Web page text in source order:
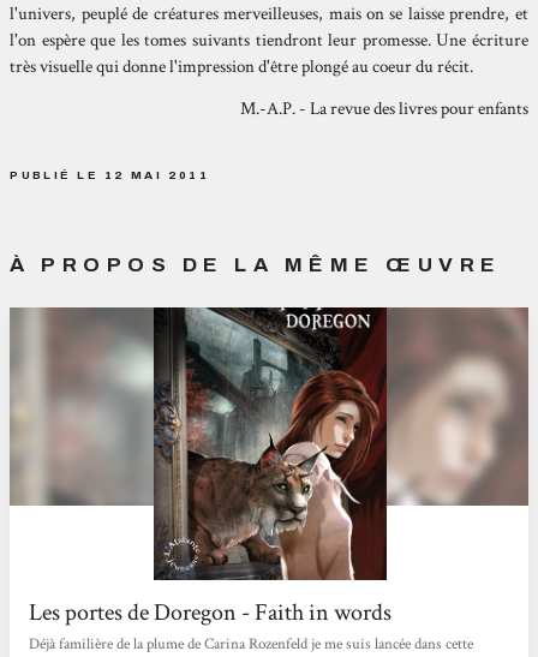
l'univers, peuplé de créatures merveilleuses, mais on se laisse prendre, et
l'on espère que les tomes suivants tiendront leur promesse. Une écriture
très visuelle qui donne l'impression d'être plongé au coeur du récit.
M.-A.P. - La revue des livres pour enfants
PUBLIÉ LE 12 MAI 2011
À PROPOS DE LA MÊME ŒUVRE
Les portes de Doregon - Faith in words
Déjà familière de la plume de Carina Rozenfeld je me suis lancée dans cette